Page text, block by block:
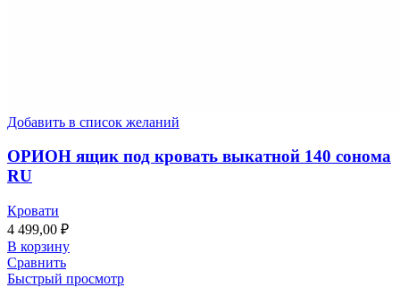
Добавить в список желаний
ОРИОН ящик под кровать выкатной 140 сонома
RU
Кровати
4 499,00 ₽
В корзину
Сравнить
Быстрый просмотр